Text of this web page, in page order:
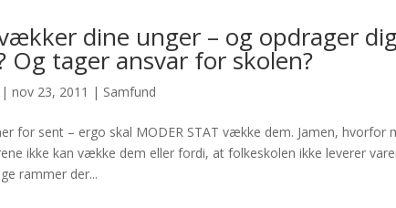
dine unger – og opdrager
Og tager ansvar for skolen?
|nov 23, 2011 | Samfund
for sent – ergo skal MODER STAT vække dem. Jamen, hvorfor
ikke kan vække dem eller fordi, at folkeskolen ikke leverer
rammer der...